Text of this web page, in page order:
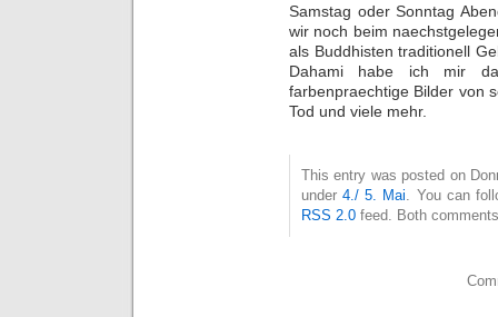
Samstag oder Sonntag
wir noch beim
als Buddhisten traditionell
Dahami habe ich mir
farbenpraechtige Bilder von
Tod und viele mehr.
This entry was posted on
under4./ 5. Mai . You can
RSS 2.0 feed. Both